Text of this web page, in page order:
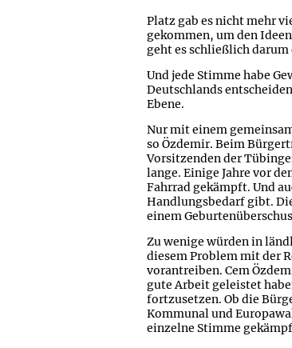
Platz gab es nicht mehr
gekommen, um den
geht es schließlich
Und jede Stimme habe
Deutschlands
Ebene.
Nur mit einem
so Özdemir. Beim
Vorsitzenden der
lange. Einige Jahre vor
Fahrrad gekämpft. Und
Handlungsbedarf gibt.
einem
Zu wenige würden in
diesem Problem mit der
vorantreiben. Cem
gute Arbeit geleistet
fortzusetzen. Ob die
Kommunal und
einzelne Stimme